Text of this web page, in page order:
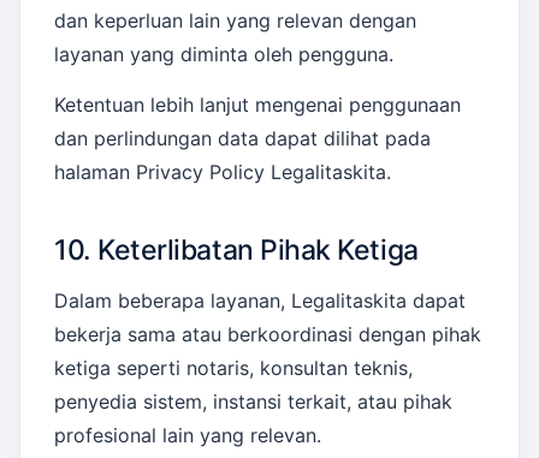
dan keperluan lain yang relevan dengan
layanan yang diminta oleh pengguna.
Ketentuan lebih lanjut mengenai penggunaan
dan perlindungan data dapat dilihat pada
halaman Privacy Policy Legalitaskita.
10. Keterlibatan Pihak Ketiga
Dalam beberapa layanan, Legalitaskita dapat
bekerja sama atau berkoordinasi dengan pihak
ketiga seperti notaris, konsultan teknis,
penyedia sistem, instansi terkait, atau pihak
profesional lain yang relevan.